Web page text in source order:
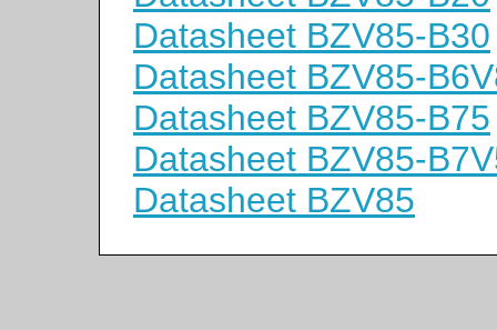
Datasheet BZV85-B30
Datasheet BZV85-
Datasheet BZV85-B75
Datasheet BZV85-
Datasheet BZV85